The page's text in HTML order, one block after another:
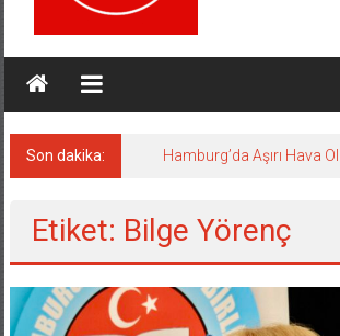
Son dakika: Hamburg’da Aşırı Hava
Etiket: Bilge Yörenç